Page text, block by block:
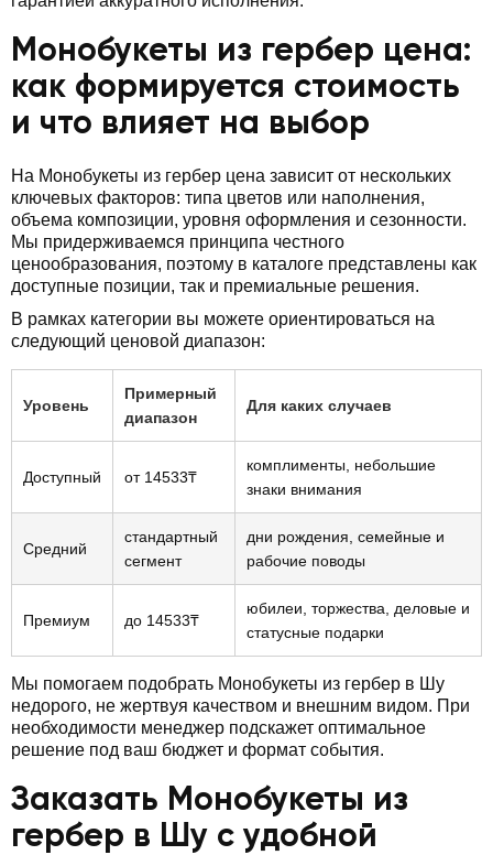
Монобукеты из гербер цена:
как формируется стоимость
и что влияет на выбор
На Монобукеты из гербер цена зависит от нескольких
ключевых факторов: типа цветов или наполнения,
объема композиции, уровня оформления и сезонности.
Мы придерживаемся принципа честного
ценообразования, поэтому в каталоге представлены как
доступные позиции, так и премиальные решения.
В рамках категории вы можете ориентироваться на
следующий ценовой диапазон:
Уровень
Примерный
диапазон
Для каких случаев
Доступный от 14533₸
комплименты, небольшие
знаки внимания
Средний
стандартный
сегмент
дни рождения, семейные и
рабочие поводы
Премиум до 14533₸
юбилеи, торжества, деловые и
статусные подарки
Мы помогаем подобрать Монобукеты из гербер в Шу
недорого, не жертвуя качеством и внешним видом. При
необходимости менеджер подскажет оптимальное
решение под ваш бюджет и формат события.
Заказать Монобукеты из
гербер в Шу с удобной